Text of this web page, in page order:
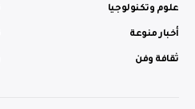
علوم وتكنولوجيا
أخبار منوعة
ثقافة وفن